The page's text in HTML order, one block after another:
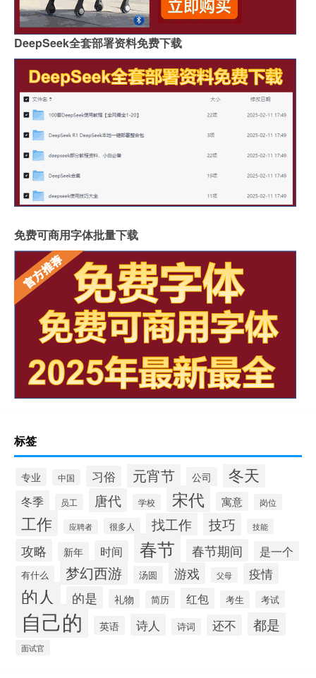
DeepSeek全套部署资料免费下载
免费可商用字体批量下载
标签
专业 中国 习俗 元宵节 公司 冬天
冬季 员工 唐代 学校 宋代 寓意 岗位
工作 应聘者 很多人 找工作 技巧 技能
攻略 新年 时间 春节 春节期间 是一个
有什么 梦幻西游 汤圆 游戏 父母 疫情
的人 的是 礼物 简历 红包 考生 考试
自己的 英语 诗人 诗词 还不 都是
面试官